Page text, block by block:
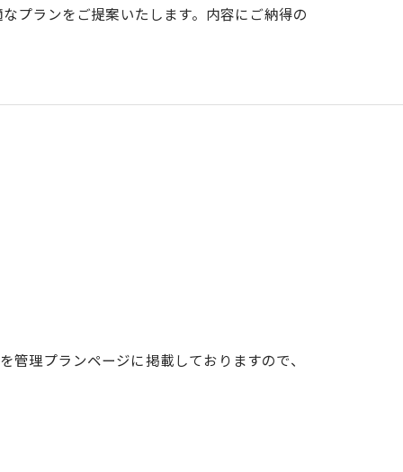
プランをご提案いたします。内容にご納得の
理プランページに掲載しておりますので、